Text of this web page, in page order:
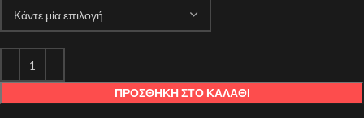
ΠΡΟΣΘΉΚΗ ΣΤΟ ΚΑΛΆΘΙ